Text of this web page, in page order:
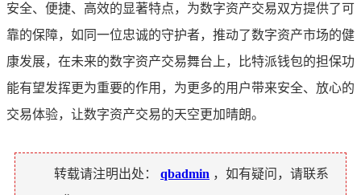
安全、便捷、高效的显著特点，为数字资产交易双方提供了可
靠的保障，如同一位忠诚的守护者，推动了数字资产市场的健
康发展，在未来的数字资产交易舞台上，比特派钱包的担保功
能有望发挥更为重要的作用，为更多的用户带来安全、放心的
交易体验，让数字资产交易的天空更加晴朗。
转载请注明出处： qbadmin ，如有疑问，请联系